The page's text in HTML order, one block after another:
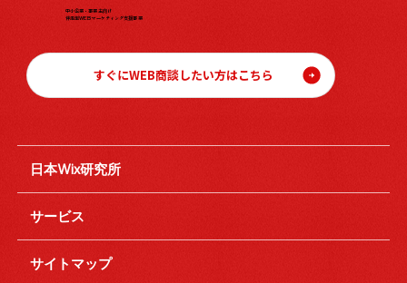
中小企業・事業主向け
伴走型WEBマーケティング支援事業
すぐにWEB商談したい方はこちら
日本Wix研究所
サービス
サイトマップ